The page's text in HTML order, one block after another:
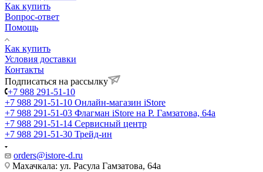
Как купить
Вопрос-ответ
Помощь
Как купить
Условия доставки
Контакты
Подписаться на рассылку
+7 988 291-51-10
+7 988 291-51-10 Онлайн-магазин iStore
+7 988 291-51-03 Флагман iStore на Р. Гамзатова, 64а
+7 988 291-51-14 Сервисный центр
+7 988 291-51-30 Трейд-ин
orders@istore-d.ru
Махачкала: ул. Расула Гамзатова, 64а